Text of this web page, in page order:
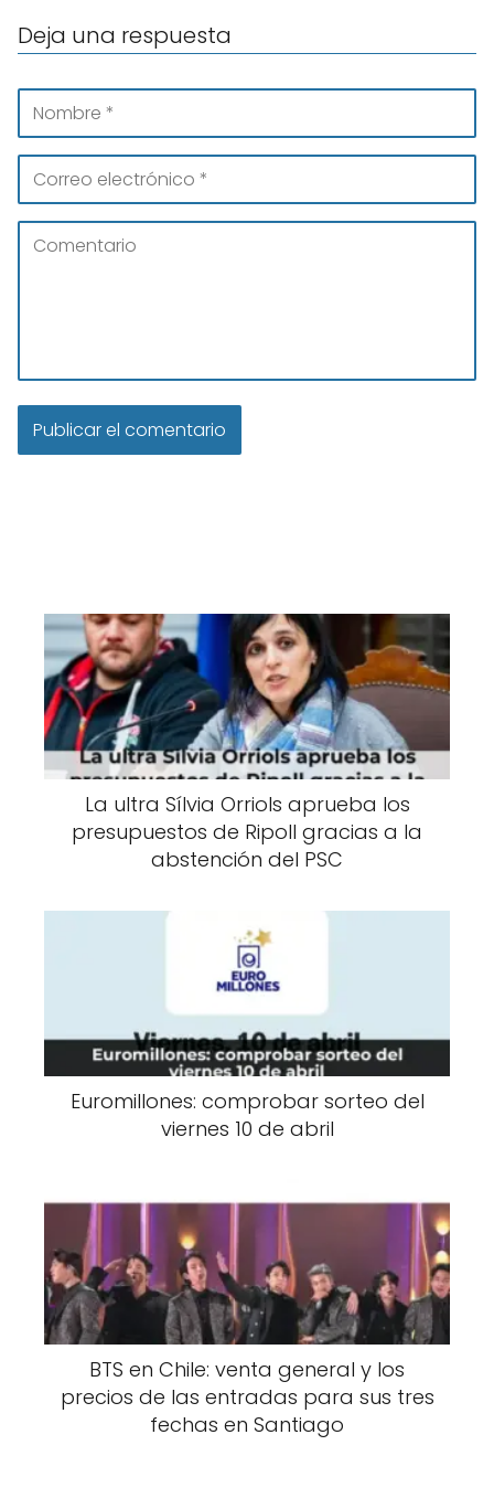
Deja una respuesta
La ultra Sílvia Orriols aprueba los
presupuestos de Ripoll gracias a la
abstención del PSC
Euromillones: comprobar sorteo del
viernes 10 de abril
BTS en Chile: venta general y los
precios de las entradas para sus tres
fechas en Santiago